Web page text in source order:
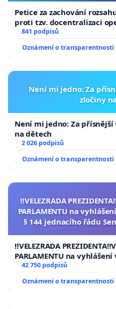
Petice za zachování
proti tzv. docentralizaci
841 podpisů
Oznámení o transparentnosti
Není mi jedno: Za
zločiny
Není mi jedno: Za
na dětech
2 026 podpisů
Oznámení o transparentnosti
‼️VELEZRADA
PARLAMENTU na
§ 144 jednacího řádu
‼️VELEZRADA
PARLAMENTU na
144 jednacího řádu
republiky
42 750 podpisů
Oznámení o transparentnosti